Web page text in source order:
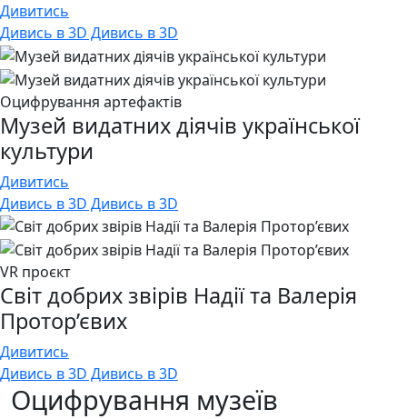
Дивитись
Дивись в 3D Дивись в 3D
Оцифрування артефактів
Музей видатних діячів української
культури
Дивитись
Дивись в 3D Дивись в 3D
VR проєкт
Світ добрих звірів Надії та Валерія
Протор’євих
Дивитись
Дивись в 3D Дивись в 3D
Оцифрування музеїв